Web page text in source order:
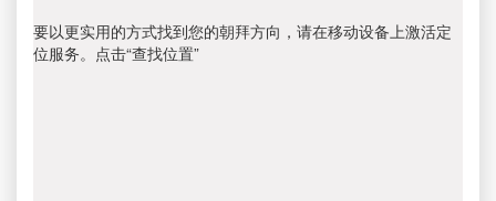
要以更实用的方式找到您的朝拜方向，请在移动设备上激活定
位服务。点击“查找位置”